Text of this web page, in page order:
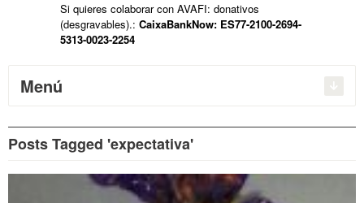
Si quieres colaborar con AVAFI: donativos
(desgravables).:CaixaBankNow: ES77-2100-2694-
5313-0023-2254
Menú
Posts Tagged 'expectativa'